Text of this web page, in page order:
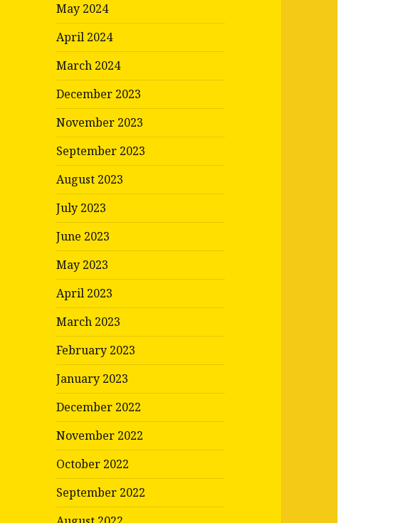
May 2024
April 2024
March 2024
December 2023
November 2023
September 2023
August 2023
July 2023
June 2023
May 2023
April 2023
March 2023
February 2023
January 2023
December 2022
November 2022
October 2022
September 2022